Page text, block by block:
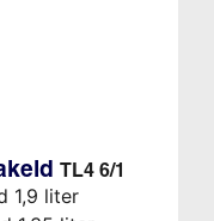
TL4 6/1
1,9 liter